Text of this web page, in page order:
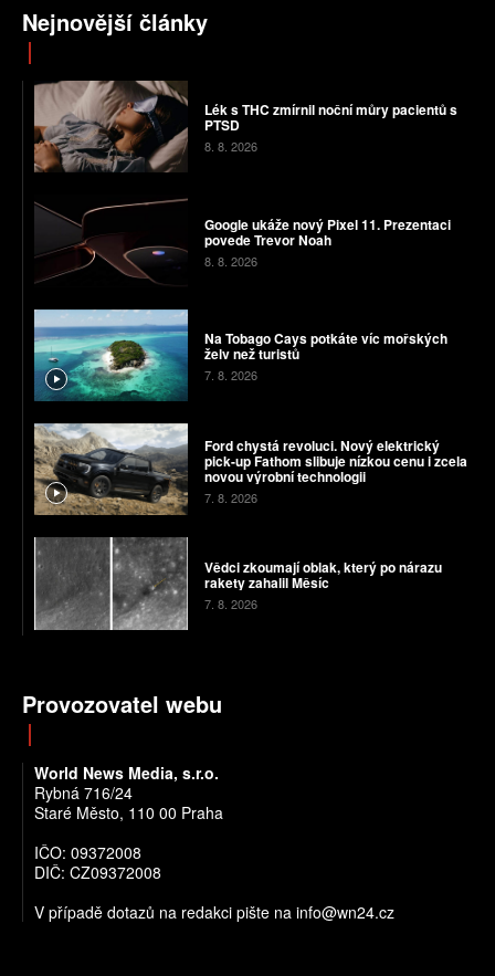
Nejnovější články
Lék s THC zmírnil noční můry pacientů s
PTSD
8. 8. 2026
Google ukáže nový Pixel 11. Prezentaci
povede Trevor Noah
8. 8. 2026
Na Tobago Cays potkáte víc mořských
želv než turistů
7. 8. 2026
Ford chystá revoluci. Nový elektrický
pick-up Fathom slibuje nízkou cenu i zcela
novou výrobní technologii
7. 8. 2026
Vědci zkoumají oblak, který po nárazu
rakety zahalil Měsíc
7. 8. 2026
Provozovatel webu
World News Media, s.r.o.
Rybná 716/24
Staré Město, 110 00 Praha
IČO: 09372008
DIČ: CZ09372008
V případě dotazů na redakci pište na info@wn24.cz